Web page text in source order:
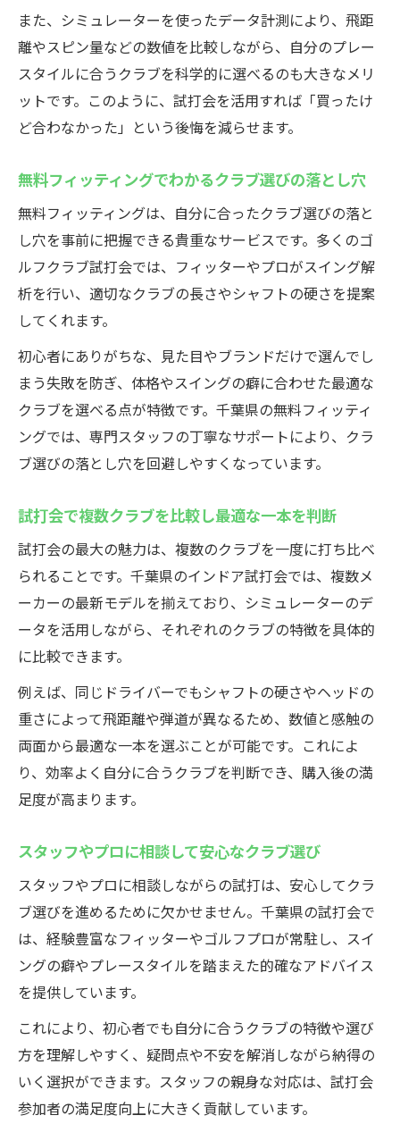
また、シミュレーターを使ったデータ計測により、飛距
離やスピン量などの数値を比較しながら、自分のプレー
スタイルに合うクラブを科学的に選べるのも大きなメリ
ットです。このように、試打会を活用すれば「買ったけ
ど合わなかった」という後悔を減らせます。
無料フィッティングでわかるクラブ選びの落とし穴
無料フィッティングは、自分に合ったクラブ選びの落と
し穴を事前に把握できる貴重なサービスです。多くのゴ
ルフクラブ試打会では、フィッターやプロがスイング解
析を行い、適切なクラブの長さやシャフトの硬さを提案
してくれます。
初心者にありがちな、見た目やブランドだけで選んでし
まう失敗を防ぎ、体格やスイングの癖に合わせた最適な
クラブを選べる点が特徴です。千葉県の無料フィッティ
ングでは、専門スタッフの丁寧なサポートにより、クラ
ブ選びの落とし穴を回避しやすくなっています。
試打会で複数クラブを比較し最適な一本を判断
試打会の最大の魅力は、複数のクラブを一度に打ち比べ
られることです。千葉県のインドア試打会では、複数メ
ーカーの最新モデルを揃えており、シミュレーターのデ
ータを活用しながら、それぞれのクラブの特徴を具体的
に比較できます。
例えば、同じドライバーでもシャフトの硬さやヘッドの
重さによって飛距離や弾道が異なるため、数値と感触の
両面から最適な一本を選ぶことが可能です。これによ
り、効率よく自分に合うクラブを判断でき、購入後の満
足度が高まります。
スタッフやプロに相談して安心なクラブ選び
スタッフやプロに相談しながらの試打は、安心してクラ
ブ選びを進めるために欠かせません。千葉県の試打会で
は、経験豊富なフィッターやゴルフプロが常駐し、スイ
ングの癖やプレースタイルを踏まえた的確なアドバイス
を提供しています。
これにより、初心者でも自分に合うクラブの特徴や選び
方を理解しやすく、疑問点や不安を解消しながら納得の
いく選択ができます。スタッフの親身な対応は、試打会
参加者の満足度向上に大きく貢献しています。